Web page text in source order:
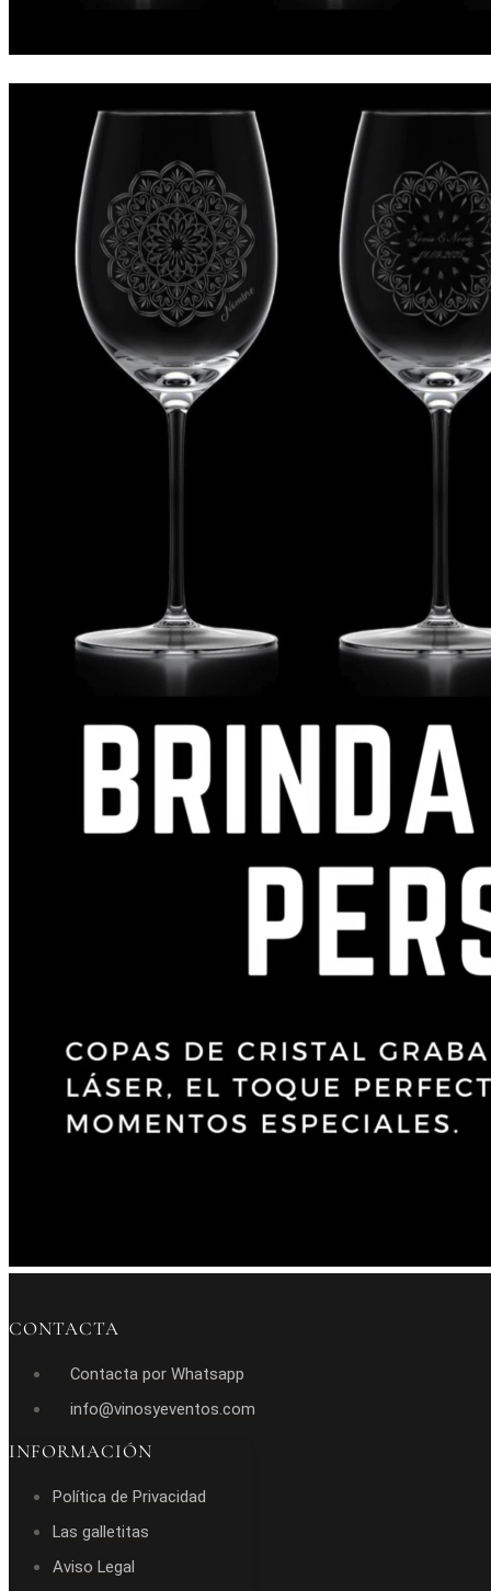
CONTACTA
Contacta por Whatsapp
info@vinosyeventos.com
INFORMACIÓN
Política de Privacidad
Las galletitas
Aviso Legal